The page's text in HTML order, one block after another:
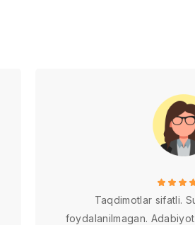
Taqdimotlar sifatli.
foydalanilmagan.